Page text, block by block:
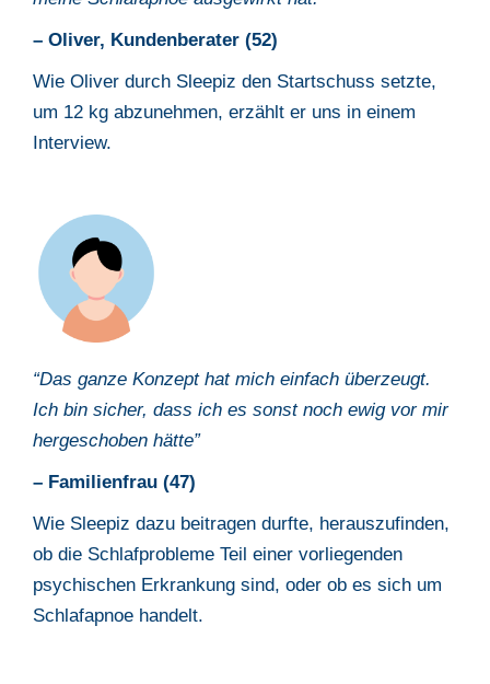
– Oliver, Kundenberater (52)
Wie Oliver durch Sleepiz den Startschuss setzte,
um 12 kg abzunehmen, erzählt er uns in einem
Interview.
“Das ganze Konzept hat mich einfach überzeugt.
Ich bin sicher, dass ich es sonst noch ewig vor mir
hergeschoben hätte”
– Familienfrau (47)
Wie Sleepiz dazu beitragen durfte, herauszufinden,
ob die Schlafprobleme Teil einer vorliegenden
psychischen Erkrankung sind, oder ob es sich um
Schlafapnoe handelt.